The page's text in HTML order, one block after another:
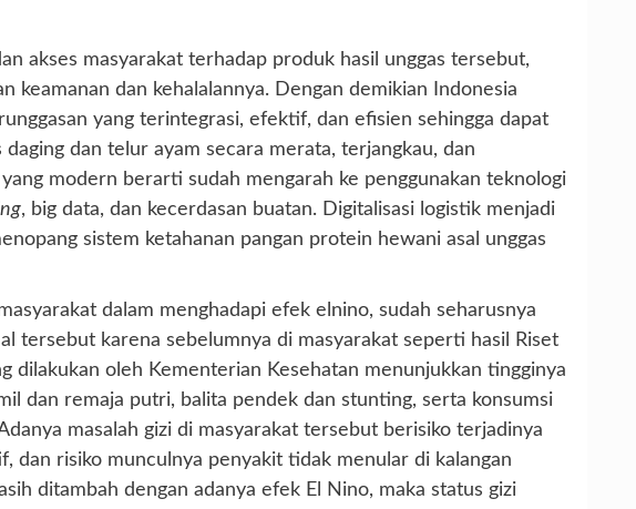
akses masyarakat terhadap produk hasil unggas tersebut,
keamanan dan kehalalannya. Dengan demikian Indonesia
yang terintegrasi, efektif, dan efisien sehingga dapat
dan telur ayam secara merata, terjangkau, dan
modern berarti sudah mengarah ke penggunakan teknologi
, big data, dan kecerdasan buatan. Digitalisasi logistik menjadi
sistem ketahanan pangan protein hewani asal unggas
dalam menghadapi efek elnino, sudah seharusnya
tersebut karena sebelumnya di masyarakat seperti hasil Riset
dilakukan oleh Kementerian Kesehatan menunjukkan tingginya
dan remaja putri, balita pendek dan stunting, serta konsumsi
masalah gizi di masyarakat tersebut berisiko terjadinya
dan risiko munculnya penyakit tidak menular di kalangan
ditambah dengan adanya efek El Nino, maka status gizi